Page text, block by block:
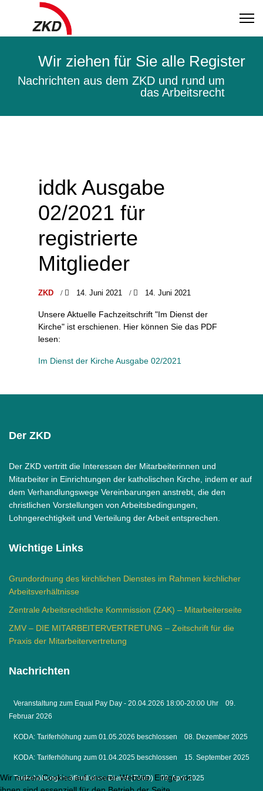
Wir ziehen für Sie alle Register
Nachrichten aus dem ZKD und rund um
das Arbeitsrecht
iddk Ausgabe
02/2021 für
registrierte
Mitglieder
ZKD 14. Juni 2021 14. Juni 2021
Unsere Aktuelle Fachzeitschrift "Im Dienst der
Kirche" ist erschienen. Hier können Sie das PDF
lesen:
Im Dienst der Kirche Ausgabe 02/2021
Der ZKD
Der ZKD vertritt die Interessen der Mitarbeiterinnen und
Mitarbeiter in Einrichtungen der katholischen Kirche, indem er auf
dem Verhandlungswege Vereinbarungen anstrebt, die den
christlichen Vorstellungen von Arbeitsbedingungen,
Lohngerechtigkeit und Verteilung der Arbeit entsprechen.
Wichtige Links
Grundordnung des kirchlichen Dienstes im Rahmen kirchlicher
Arbeitsverhältnisse
Zentrale Arbeitsrechtliche Kommission (ZAK) – Mitarbeiterseite
ZMV – DIE MITARBEITERVERTRETUNG – Zeitschrift für die
Praxis der Mitarbeitervertretung
Nachrichten
Veranstaltung zum Equal Pay Day - 20.04.2026 18:00-20:00 Uhr
09.
Februar 2026
KODA: Tariferhöhung zum 01.05.2026 beschlossen 08. Dezember 2025
KODA: Tariferhöhung zum 01.04.2025 beschlossen 15. September 2025
Tariferhöhung im öffentlichen Dienst (TVöD) 09. April 2025
Wir nutzen Cookies auf unserer Website. Einige von